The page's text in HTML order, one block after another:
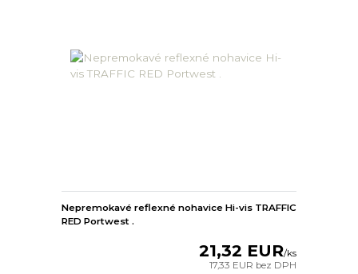
Nepremokavé reflexné nohavice Hi-vis TRAFFIC
RED Portwest .
21,32 EUR/ks
17,33 EUR bez DPH